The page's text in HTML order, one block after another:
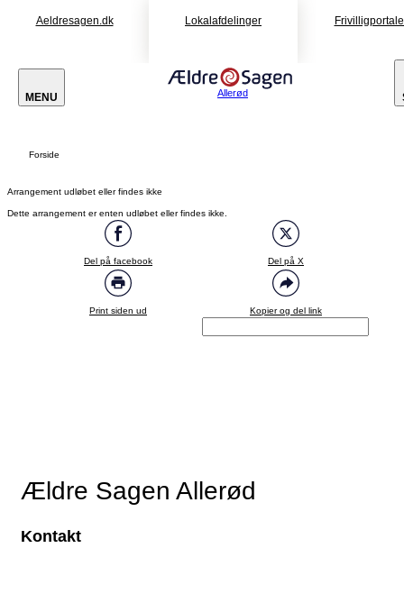
Aeldresagen.dk Lokalafdelinger
MENU Allerød
Forside
Arrangement udløbet eller findes ikke
Dette arrangement er enten udløbet eller findes ikke.
Del på facebook Del på X
Print siden ud Kopier og del link
Ældre Sagen Allerød
Kontakt